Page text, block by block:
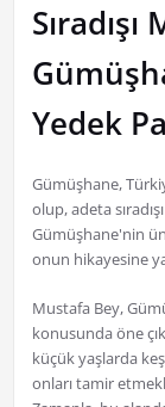
Yedek
Gümüşhane,
olup, adeta
Gümüşhane'nin
onun hikayesine
Mustafa Bey,
konusunda öne
küçük yaşlarda
onları tamir